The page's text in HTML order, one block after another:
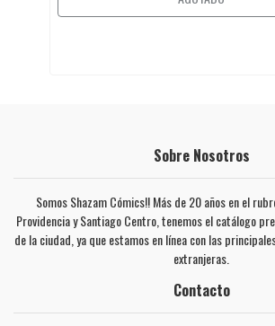
Sobre Nosotros
Somos Shazam Cómics!! Más de 20 años en el
Providencia y Santiago Centro, tenemos el catálogo
de la ciudad, ya que estamos en línea con las
extranjeras.
Contacto